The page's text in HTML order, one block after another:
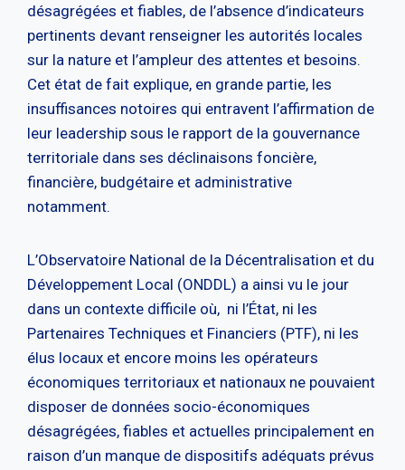
désagrégées et fiables, de l’absence d’indicateurs
pertinents devant renseigner les autorités locales
sur la nature et l’ampleur des attentes et besoins.
Cet état de fait explique, en grande partie, les
insuffisances notoires qui entravent l’affirmation de
leur leadership sous le rapport de la gouvernance
territoriale dans ses déclinaisons foncière,
financière, budgétaire et administrative
notamment.
L’Observatoire National de la Décentralisation et du
Développement Local (ONDDL) a ainsi vu le jour
dans un contexte difficile où, ni l’État, ni les
Partenaires Techniques et Financiers (PTF), ni les
élus locaux et encore moins les opérateurs
économiques territoriaux et nationaux ne pouvaient
disposer de données socio-économiques
désagrégées, fiables et actuelles principalement en
raison d’un manque de dispositifs adéquats prévus